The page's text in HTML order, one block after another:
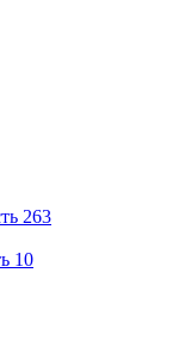
263
10